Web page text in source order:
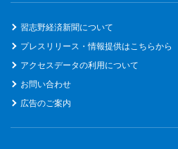
習志野経済新聞について
プレスリリース・情報提供はこちらから
アクセスデータの利用について
お問い合わせ
広告のご案内